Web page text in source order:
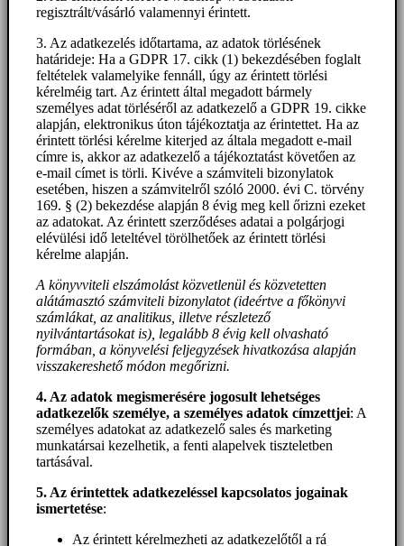
regisztrált/vásárló valamennyi érintett.
3. Az adatkezelés időtartama, az adatok törlésének
határideje: Ha a GDPR 17. cikk (1) bekezdésében foglalt
feltételek valamelyike fennáll, úgy az érintett törlési
kérelméig tart. Az érintett által megadott bármely
személyes adat törléséről az adatkezelő a GDPR 19. cikke
alapján, elektronikus úton tájékoztatja az érintettet. Ha az
érintett törlési kérelme kiterjed az általa megadott e-mail
címre is, akkor az adatkezelő a tájékoztatást követően az
e-mail címet is törli. Kivéve a számviteli bizonylatok
esetében, hiszen a számvitelről szóló 2000. évi C. törvény
169. § (2) bekezdése alapján 8 évig meg kell őrizni ezeket
az adatokat. Az érintett szerződéses adatai a polgárjogi
elévülési idő leteltével törölhetőek az érintett törlési
kérelme alapján.
A könyvviteli elszámolást közvetlenül és közvetetten
alátámasztó számviteli bizonylatot (ideértve a főkönyvi
számlákat, az analitikus, illetve részletező
nyilvántartásokat is), legalább 8 évig kell olvasható
formában, a könyvelési feljegyzések hivatkozása alapján
visszakereshető módon megőrizni.
4. Az adatok megismerésére jogosult lehetséges
adatkezelők személye, a személyes adatok címzettjei: A
személyes adatokat az adatkezelő sales és marketing
munkatársai kezelhetik, a fenti alapelvek tiszteletben
tartásával.
5. Az érintettek adatkezeléssel kapcsolatos jogainak
ismertetése:
Az érintett kérelmezheti az adatkezelőtől a rá